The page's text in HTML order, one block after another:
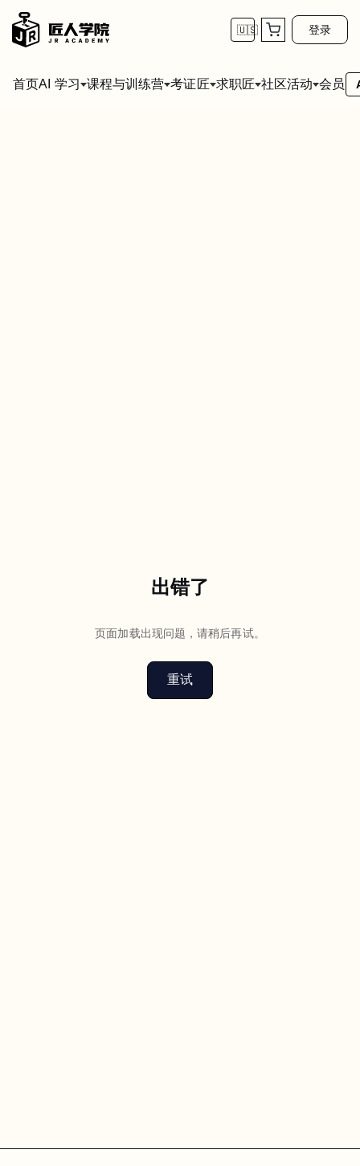
🇺🇸 登录
首页AI 学习 课程与训练营 考证匠 求职匠 社区活动 会员
出错了
页面加载出现问题，请稍后再试。
重试